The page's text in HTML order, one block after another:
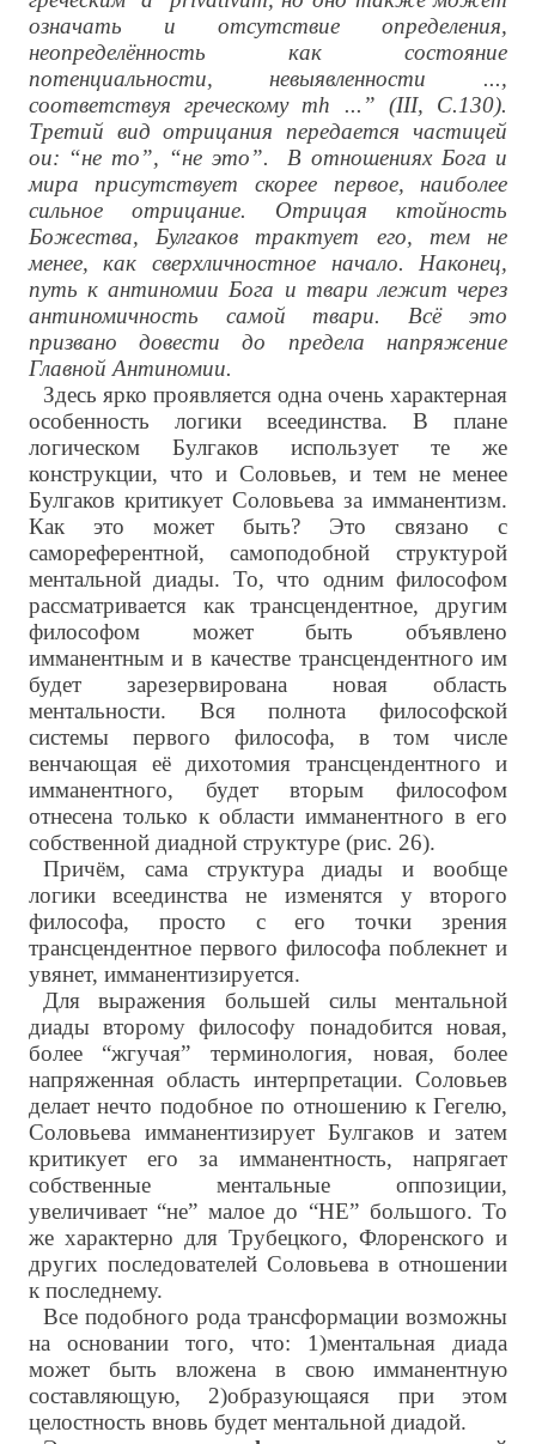
означать и отсутствие определения,
неопределённость как состояние
потенциальности, невыявленности ...,
соответствуя греческому mh ...” (III, С.130).
Третий вид отрицания передается частицей
ou: “не то”, “не это”. В отношениях Бога и
мира присутствует скорее первое, наиболее
сильное отрицание. Отрицая ктойность
Божества, Булгаков трактует его, тем не
менее, как сверхличностное начало. Наконец,
путь к антиномии Бога и твари лежит через
антиномичность самой твари. Всё это
призвано довести до предела напряжение
Главной Антиномии.
Здесь ярко проявляется одна очень характерная
особенность логики всеединства. В плане
логическом Булгаков использует те же
конструкции, что и Соловьев, и тем не менее
Булгаков критикует Соловьева за имманентизм.
Как это может быть? Это связано с
самореферентной, самоподобной структурой
ментальной диады. То, что одним философом
рассматривается как трансцендентное, другим
философом может быть объявлено
имманентным и в качестве трансцендентного им
будет зарезервирована новая область
ментальности. Вся полнота философской
системы первого философа, в том числе
венчающая её дихотомия трансцендентного и
имманентного, будет вторым философом
отнесена только к области имманентного в его
собственной диадной структуре (рис. 26).
Причём, сама структура диады и вообще
логики всеединства не изменятся у второго
философа, просто с его точки зрения
трансцендентное первого философа поблекнет и
увянет, имманентизируется.
Для выражения большей силы ментальной
диады второму философу понадобится новая,
более “жгучая” терминология, новая, более
напряженная область интерпретации. Соловьев
делает нечто подобное по отношению к Гегелю,
Соловьева имманентизирует Булгаков и затем
критикует его за имманентность, напрягает
собственные ментальные оппозиции,
увеличивает “не” малое до “НЕ” большого. То
же характерно для Трубецкого, Флоренского и
других последователей Соловьева в отношении
к последнему.
Все подобного рода трансформации возможны
на основании того, что: 1)ментальная диада
может быть вложена в свою имманентную
составляющую, 2)образующаяся при этом
целостность вновь будет ментальной диадой.